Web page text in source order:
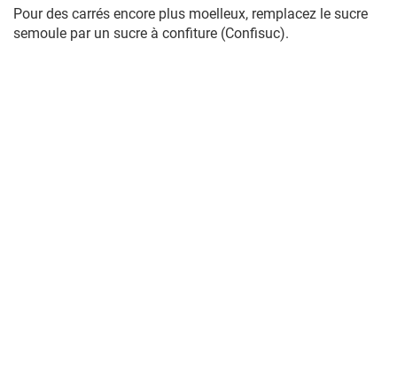
Pour des carrés encore plus moelleux, remplacez le sucre
semoule par un sucre à confiture (Confisuc).